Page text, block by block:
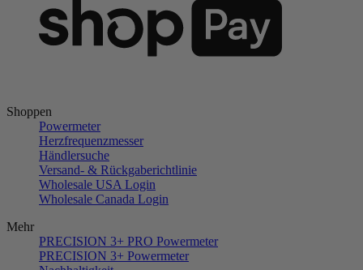
Shoppen
Powermeter
Herzfrequenzmesser
Händlersuche
Versand- & Rückgaberichtlinie
Wholesale USA Login
Wholesale Canada Login
Mehr
PRECISION 3+ PRO Powermeter
PRECISION 3+ Powermeter